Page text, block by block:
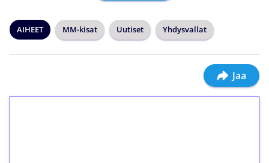
AIHEET MM-kisat Uutiset Yhdysvallat
Jaa